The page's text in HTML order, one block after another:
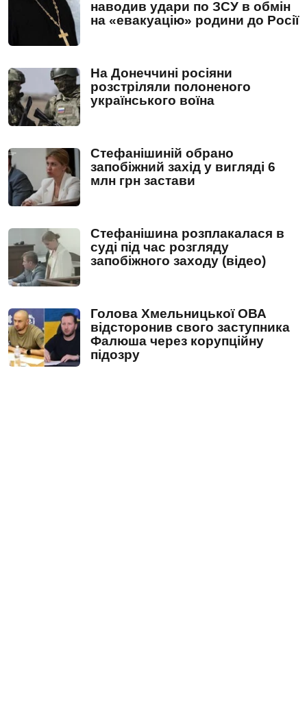
наводив удари по ЗСУ в обмін
на «евакуацію» родини до Росії
На Донеччині росіяни
розстріляли полоненого
українського воїна
Стефанішиній обрано
запобіжний захід у вигляді 6
млн грн застави
Стефанішина розплакалася в
суді під час розгляду
запобіжного заходу (відео)
Голова Хмельницької ОВА
відсторонив свого заступника
Фалюша через корупційну
підозру